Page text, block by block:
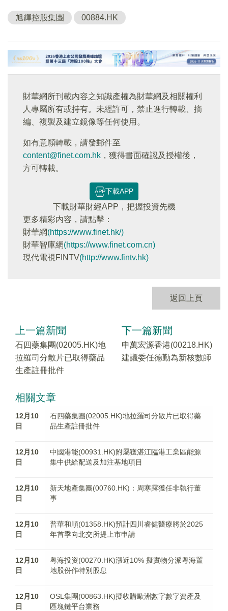
旭輝控股集團 00884.HK
財華網所刊載內容之知識產權為財華網及相關權利
人專屬所有或持有。未經許可，禁止進行轉載、摘
編、複製及建立鏡像等任何使用。
如有意願轉載，請發郵件至
content@finet.com.hk ，獲得書面確認及授權後，
方可轉載。
下載APP
下載財華財經APP，把握投資先機
更多精彩内容，請點擊：
財華網(https://www.finet.hk/)
財華智庫網(https://www.finet.com.cn)
現代電視FINTV(http://www.fintv.hk)
返回上頁
上一篇新聞
石四藥集團(02005.HK)地
拉羅司分散片已取得藥品
生產註冊批件
下一篇新聞
申萬宏源香港(00218.HK)
建議委任德勤為新核數師
相關文章
12月10
日
石四藥集團(02005.HK)地拉羅司分散片已取得藥
品生產註冊批件
12月10
日
中國港能(00931.HK)附屬獲湛江臨港工業區能源
集中供給配送及加注基地項目
12月10
日
新天地產集團(00760.HK)：周寒露獲任非執行董
事
12月10
日
普華和順(01358.HK)預計四川睿健醫療將於2025
年首季向北交所提上市申請
12月10
日
粤海投资(00270.HK)漲近10% 擬實物分派粵海置
地股份作特別股息
12月10
日
OSL集團(00863.HK)擬收購歐洲數字數字資產及
區塊鏈平台業務